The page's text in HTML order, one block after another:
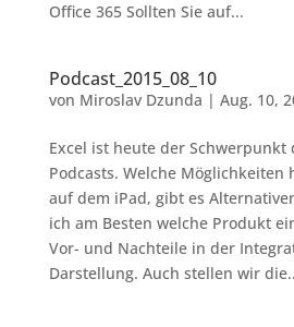
Office 365 Sollten Sie auf...
Podcast_2015_08_10
von Miroslav Dzunda | Aug. 10,
Excel ist heute der Schwerpunkt
Podcasts. Welche Möglichkeiten
auf dem iPad, gibt es
ich am Besten welche Produkt
Vor- und Nachteile in der
Darstellung. Auch stellen wir